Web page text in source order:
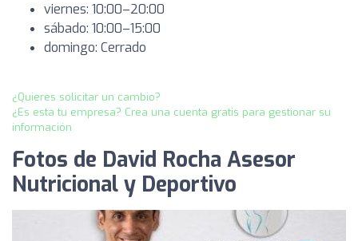
viernes: 10:00–20:00
sábado: 10:00–15:00
domingo: Cerrado
¿Quieres solicitar un cambio?
¿Es esta tu empresa? Crea una cuenta gratis para gestionar su
información
Fotos de David Rocha Asesor
Nutricional y Deportivo